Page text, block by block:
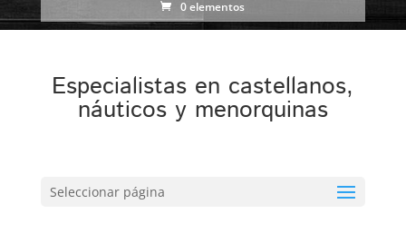
0 elementos
Especialistas en castellanos,
náuticos y menorquinas
Seleccionar página